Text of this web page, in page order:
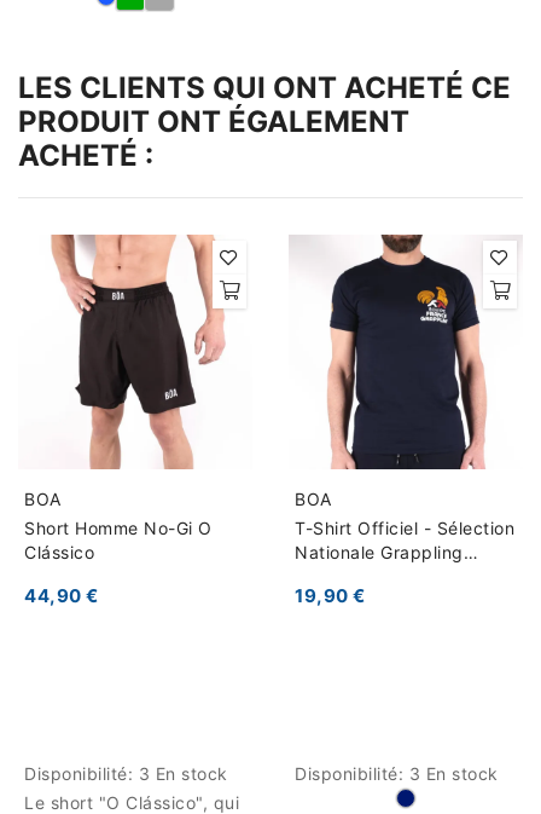
LES CLIENTS QUI ONT ACHETÉ CE
PRODUIT ONT ÉGALEMENT
ACHETÉ :
BOA
Short Homme No-Gi O
Clássico
44,90 €
Disponibilité: 3 En stock
Le short "O Clássico", qui
BOA
T-Shirt Officiel - Sélection
Nationale Grappling
19,90 €
Disponibilité: 3 En stock